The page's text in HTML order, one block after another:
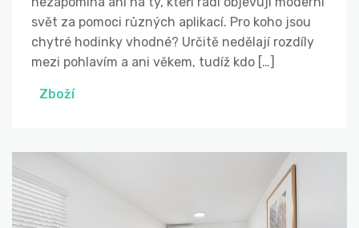
svět za pomoci různých aplikací. Pro koho jsou
chytré hodinky vhodné? Určitě nedělají rozdíly
mezi pohlavím a ani věkem, tudíž kdo […]
Zboží